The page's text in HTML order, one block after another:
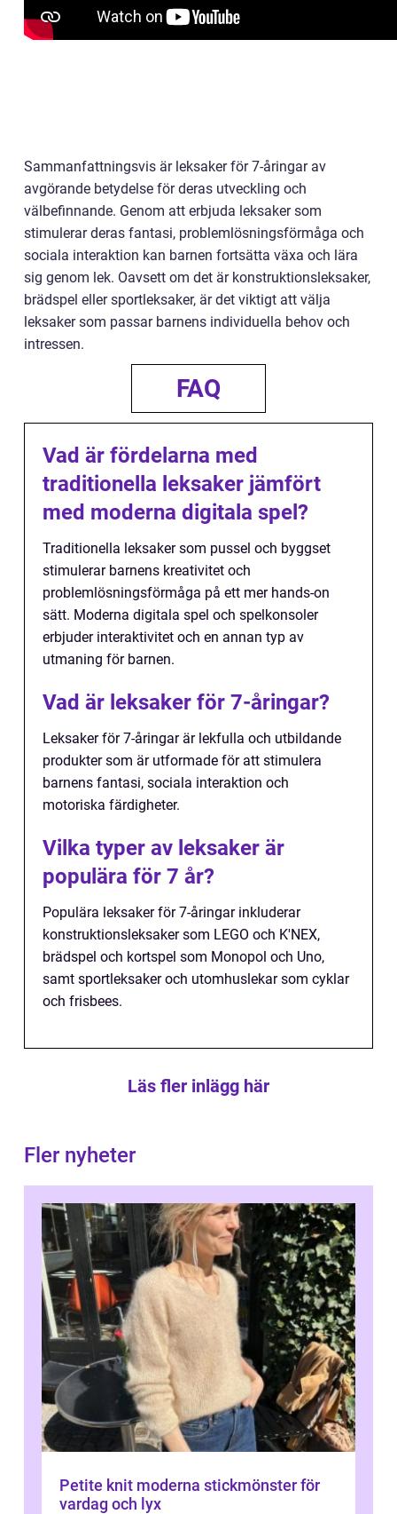
Sammanfattningsvis är leksaker för 7-åringar av
avgörande betydelse för deras utveckling och
välbefinnande. Genom att erbjuda leksaker som
stimulerar deras fantasi, problemlösningsförmåga och
sociala interaktion kan barnen fortsätta växa och lära
sig genom lek. Oavsett om det är konstruktionsleksaker,
brädspel eller sportleksaker, är det viktigt att välja
leksaker som passar barnens individuella behov och
intressen.
FAQ
Vad är fördelarna med
traditionella leksaker jämfört
med moderna digitala spel?
Traditionella leksaker som pussel och byggset
stimulerar barnens kreativitet och
problemlösningsförmåga på ett mer hands-on
sätt. Moderna digitala spel och spelkonsoler
erbjuder interaktivitet och en annan typ av
utmaning för barnen.
Vad är leksaker för 7-åringar?
Leksaker för 7-åringar är lekfulla och utbildande
produkter som är utformade för att stimulera
barnens fantasi, sociala interaktion och
motoriska färdigheter.
Vilka typer av leksaker är
populära för 7 år?
Populära leksaker för 7-åringar inkluderar
konstruktionsleksaker som LEGO och K'NEX,
brädspel och kortspel som Monopol och Uno,
samt sportleksaker och utomhuslekar som cyklar
och frisbees.
Läs fler inlägg här
Fler nyheter
Petite knit moderna stickmönster för
vardag och lyx